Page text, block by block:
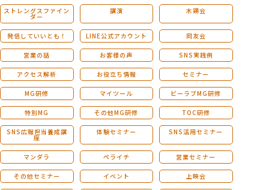
ストレングスファイン
ダー
講演 木鶏会
発信していいとも！ LINE公式アカウント 同友会
営業の話 お客様の声 SNS実践例
アクセス解析 お役立ち情報 セミナー
MG研修 マイツール ビーラブMG研修
特別MG その他MG研修 TOC研修
SNS広報担当養成講
座
体験セミナー SNS活用セミナー
マンダラ ペライチ 営業セミナー
その他セミナー イベント 上映会